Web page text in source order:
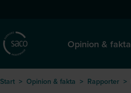
Opinion & fakta
Start > Opinion & fakta > Rapporter >